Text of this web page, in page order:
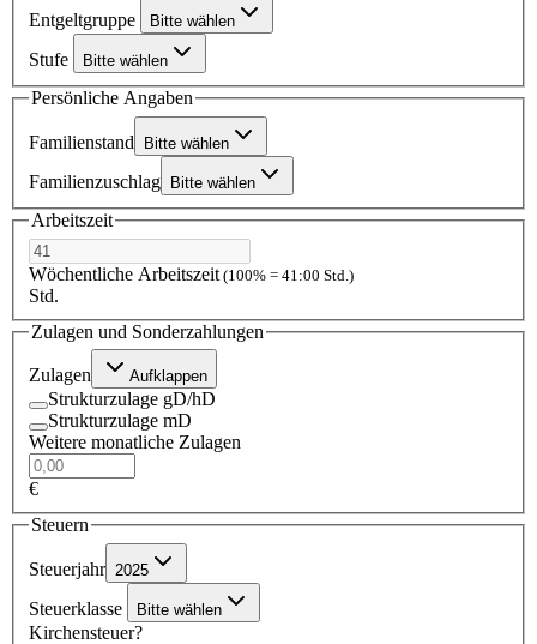
Entgeltgruppe Bitte wählen
Stufe Bitte wählen
Persönliche Angaben
Familienstand Bitte wählen
Familienzuschlag Bitte wählen
Arbeitszeit
Wöchentliche Arbeitszeit (100% = 41:00 Std.)
Std.
Zulagen und Sonderzahlungen
Zulagen Aufklappen
Strukturzulage gD/hD
Strukturzulage mD
Weitere monatliche Zulagen
€
Steuern
Steuerjahr 2025
Steuerklasse Bitte wählen
Kirchensteuer?